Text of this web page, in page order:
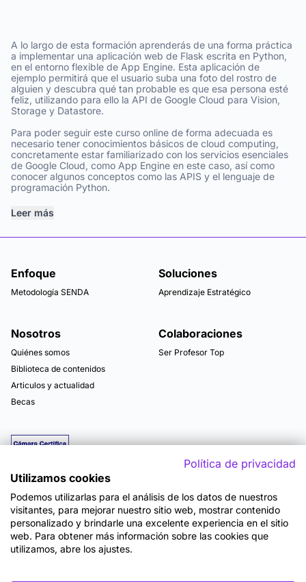
A lo largo de esta formación aprenderás de una forma práctica
a implementar una aplicación web de Flask escrita en Python,
en el entorno flexible de App Engine. Esta aplicación de
ejemplo permitirá que el usuario suba una foto del rostro de
alguien y descubra qué tan probable es que esa persona esté
feliz, utilizando para ello la API de Google Cloud para Vision,
Storage y Datastore.
Para poder seguir este curso online de forma adecuada es
necesario tener conocimientos básicos de cloud computing,
concretamente estar familiarizado con los servicios esenciales
de Google Cloud, como App Engine en este caso, así como
conocer algunos conceptos como las APIS y el lenguaje de
programación Python.
Leer más
Enfoque
Metodología SENDA
Soluciones
Aprendizaje Estratégico
Nosotros
Quiénes somos
Biblioteca de contenidos
Articulos y actualidad
Becas
Colaboraciones
Ser Profesor Top
Mapa del sitio
Términos y Condiciones de Uso
Política de privacidad
Utilizamos cookies
Podemos utilizarlas para el análisis de los datos de nuestros
visitantes, para mejorar nuestro sitio web, mostrar contenido
personalizado y brindarle una excelente experiencia en el sitio
web. Para obtener más información sobre las cookies que
utilizamos, abre los ajustes.